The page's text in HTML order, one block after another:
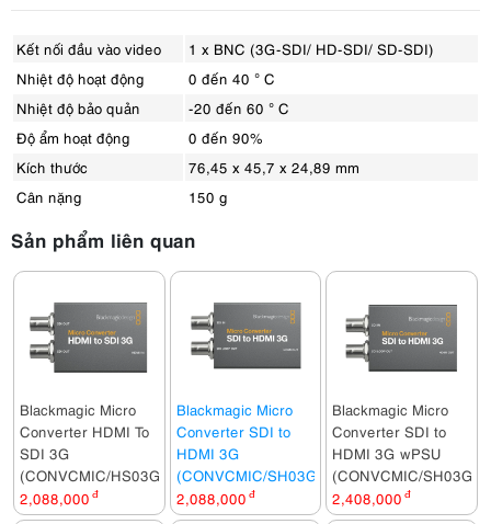
Kết nối đầu vào video
1 x BNC (3G-SDI/ HD-SDI/ SD-SDI)
Nhiệt độ hoạt động
0 đến 40 ° C
Nhiệt độ bảo quản
-20 đến 60 ° C
Độ ẩm hoạt động
0 đến 90%
Kích thước
76,45 x 45,7 x 24,89 mm
Cân nặng
150 g
Sản phẩm liên quan
Blackmagic Micro
Converter HDMI To
SDI 3G
(CONVCMIC/HS03G)
2,088,000 đ
Blackmagic Micro
Converter SDI to
HDMI 3G
(CONVCMIC/SH03G)
2,088,000 đ
Blackmagic Micro
Converter SDI to
HDMI 3G wPSU
(CONVCMIC/SH03G/
2,408,000 đ